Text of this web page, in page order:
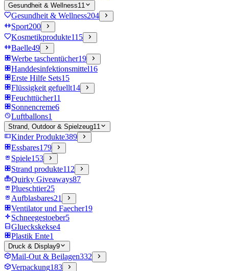
Gesundheit & Wellness11
Gesundheit & Wellness204
Sport200
Kosmetikprodukte115
Baelle49
Werbe taschentücher19
Handdesinfektionsmittel16
Erste Hilfe Sets15
Flüssigkeit gefuellt14
Feuchttücher11
Sonnencreme6
Luftballons1
Strand, Outdoor & Spielzeug11
Kinder Produkte389
Essbares179
Spiele153
Strand produkte112
Quirky Giveaways87
Plueschtier25
Aufblasbares21
Ventilator und Faecher19
Schneegestoeber5
Glueckskekse4
Plastik Ente1
Druck & Display9
Mail-Out & Beilagen332
Verpackung183